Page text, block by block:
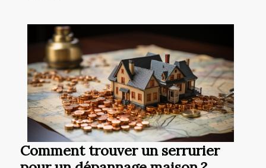
Comment trouver un serrurier